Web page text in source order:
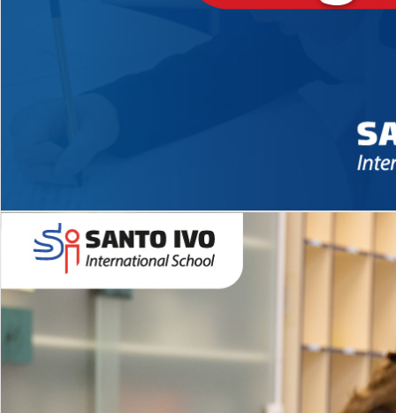
Novidades 2026 High School
EDUCAÇÃO INFANTIL
Inglês todos os dias